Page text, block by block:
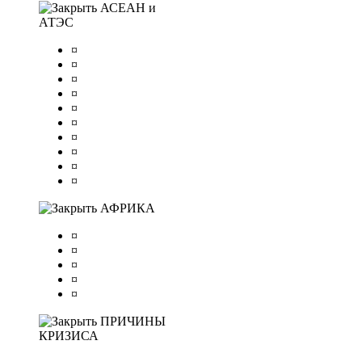
АСЕАН и
АТЭС
¤
¤
¤
¤
¤
¤
¤
¤
¤
¤
АФРИКА
¤
¤
¤
¤
¤
ПРИЧИНЫ
КРИЗИСА